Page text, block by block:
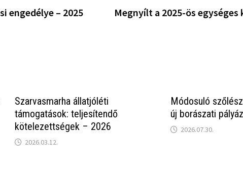
engedélye – 2025 Megnyílt a 2025-ös
Szarvasmarha állatjóléti
támogatások: teljesítendő
kötelezettségek – 2026
2026.03.12.
Módosuló
új borászati
2026.07.30.